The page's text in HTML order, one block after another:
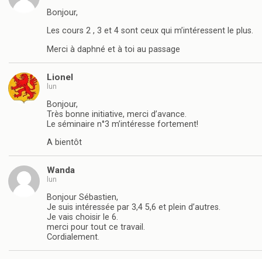
Bonjour,
Les cours 2 , 3 et 4 sont ceux qui m’intéressent le plus.
Merci à daphné et à toi au passage
Lionel
lun
Bonjour,
Très bonne initiative, merci d’avance.
Le séminaire n°3 m’intéresse fortement!
A bientôt
Wanda
lun
Bonjour Sébastien,
Je suis intéressée par 3,4 5,6 et plein d’autres.
Je vais choisir le 6.
merci pour tout ce travail.
Cordialement.